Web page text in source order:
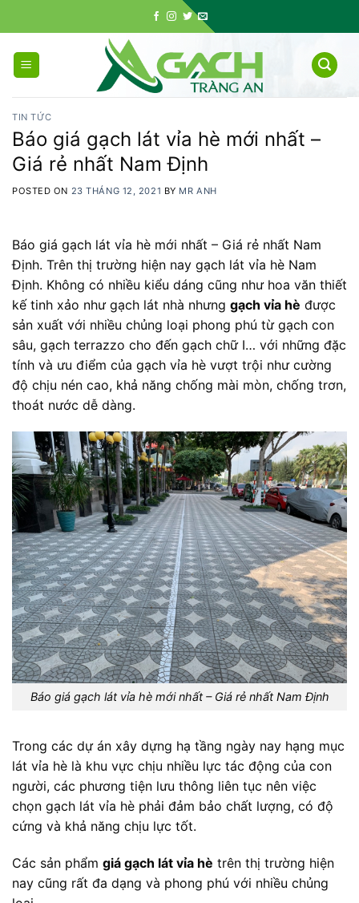
to
content
TIN TỨC
Báo giá gạch lát vỉa hè mới nhất –
Giá rẻ nhất Nam Định
POSTED ON 23 THÁNG 12, 2021 BY MR ANH
Báo giá gạch lát vỉa hè mới nhất – Giá rẻ nhất Nam
Định. Trên thị trường hiện nay gạch lát vỉa hè Nam
Định. Không có nhiều kiểu dáng cũng như hoa văn thiết
kế tinh xảo như gạch lát nhà nhưng gạch vỉa hè được
sản xuất với nhiều chủng loại phong phú từ gạch con
sâu, gạch terrazzo cho đến gạch chữ I… với những đặc
tính và ưu điểm của gạch vỉa hè vượt trội như cường
độ chịu nén cao, khả năng chống mài mòn, chống trơn,
thoát nước dễ dàng.
Báo giá gạch lát vỉa hè mới nhất – Giá rẻ nhất Nam Định
Trong các dự án xây dựng hạ tầng ngày nay hạng mục
lát vỉa hè là khu vực chịu nhiều lực tác động của con
người, các phương tiện lưu thông liên tục nên việc
chọn gạch lát vỉa hè phải đảm bảo chất lượng, có độ
cứng và khả năng chịu lực tốt.
Các sản phẩm giá gạch lát vỉa hè trên thị trường hiện
nay cũng rất đa dạng và phong phú với nhiều chủng